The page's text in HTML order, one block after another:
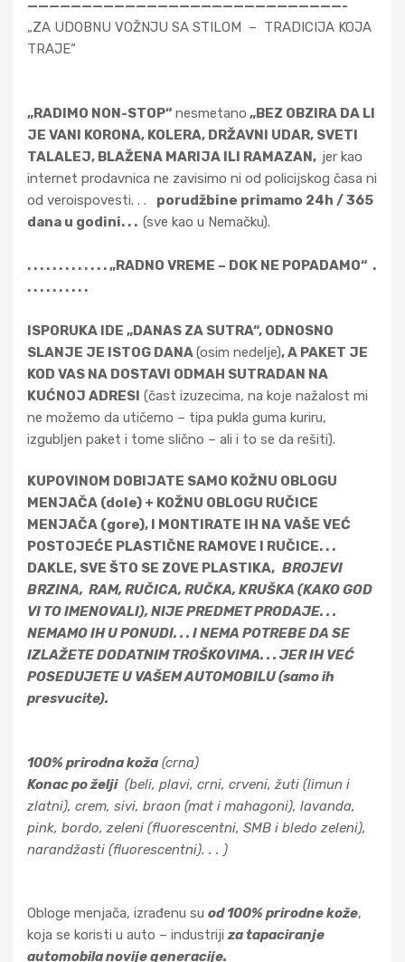
—————————————————————————————-
„ZA UDOBNU VOŽNJU SA STILOM – TRADICIJA KOJA
TRAJE“
„RADIMO NON-STOP“ nesmetano „BEZ OBZIRA DA LI
JE VANI KORONA, KOLERA, DRŽAVNI UDAR, SVETI
TALALEJ, BLAŽENA MARIJA ILI RAMAZAN, jer kao
internet prodavnica ne zavisimo ni od policijskog časa ni
od veroispovesti. . .
porudžbine primamo 24h / 365
dana u godini. . . (sve kao u Nemačku).
. . . . . . . . . . . . . „RADNO VREME – DOK NE POPADAMO“ .
. . . . . . . . . .
ISPORUKA IDE „DANAS ZA SUTRA“, ODNOSNO
SLANJE JE ISTOG DANA(osim nedelje), A PAKET JE
KOD VAS NA DOSTAVI ODMAH SUTRADAN NA
KUĆNOJ ADRESI (čast izuzecima, na koje nažalost mi
ne možemo da utičemo – tipa pukla guma kuriru,
izgubljen paket i tome slično – ali i to se da rešiti).
KUPOVINOM DOBIJATE SAMO KOŽNU OBLOGU
MENJAČA (dole) + KOŽNU OBLOGU RUČICE
MENJAČA (gore), I MONTIRATE IH NA VAŠE VEĆ
POSTOJEĆE PLASTIČNE RAMOVE I RUČICE. . .
DAKLE, SVE ŠTO SE ZOVE PLASTIKA, BROJEVI
BRZINA, RAM, RUČICA, RUČKA, KRUŠKA (KAKO GOD
VI TO IMENOVALI), NIJE PREDMET PRODAJE. . .
NEMAMO IH U PONUDI. . . I NEMA POTREBE DA SE
IZLAŽETE DODATNIM TROŠKOVIMA. . . JER IH VEĆ
POSEDUJETE U VAŠEM AUTOMOBILU (samo ih
presvucite).
100% prirodna koža (crna)
Konac po želji(beli, plavi, crni, crveni, žuti (limun i
zlatni), crem, sivi, braon (mat i mahagoni), lavanda,
pink, bordo, zeleni (fluorescentni, SMB i bledo zeleni),
narandžasti (fluorescentni). . . )
Obloge menjača, izrađenu su od 100% prirodne kože,
koja se koristi u auto – industrijiza tapaciranje
automobila novije generacije.